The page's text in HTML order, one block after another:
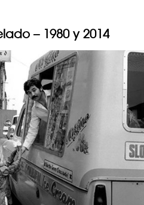
– 1980 y 2014